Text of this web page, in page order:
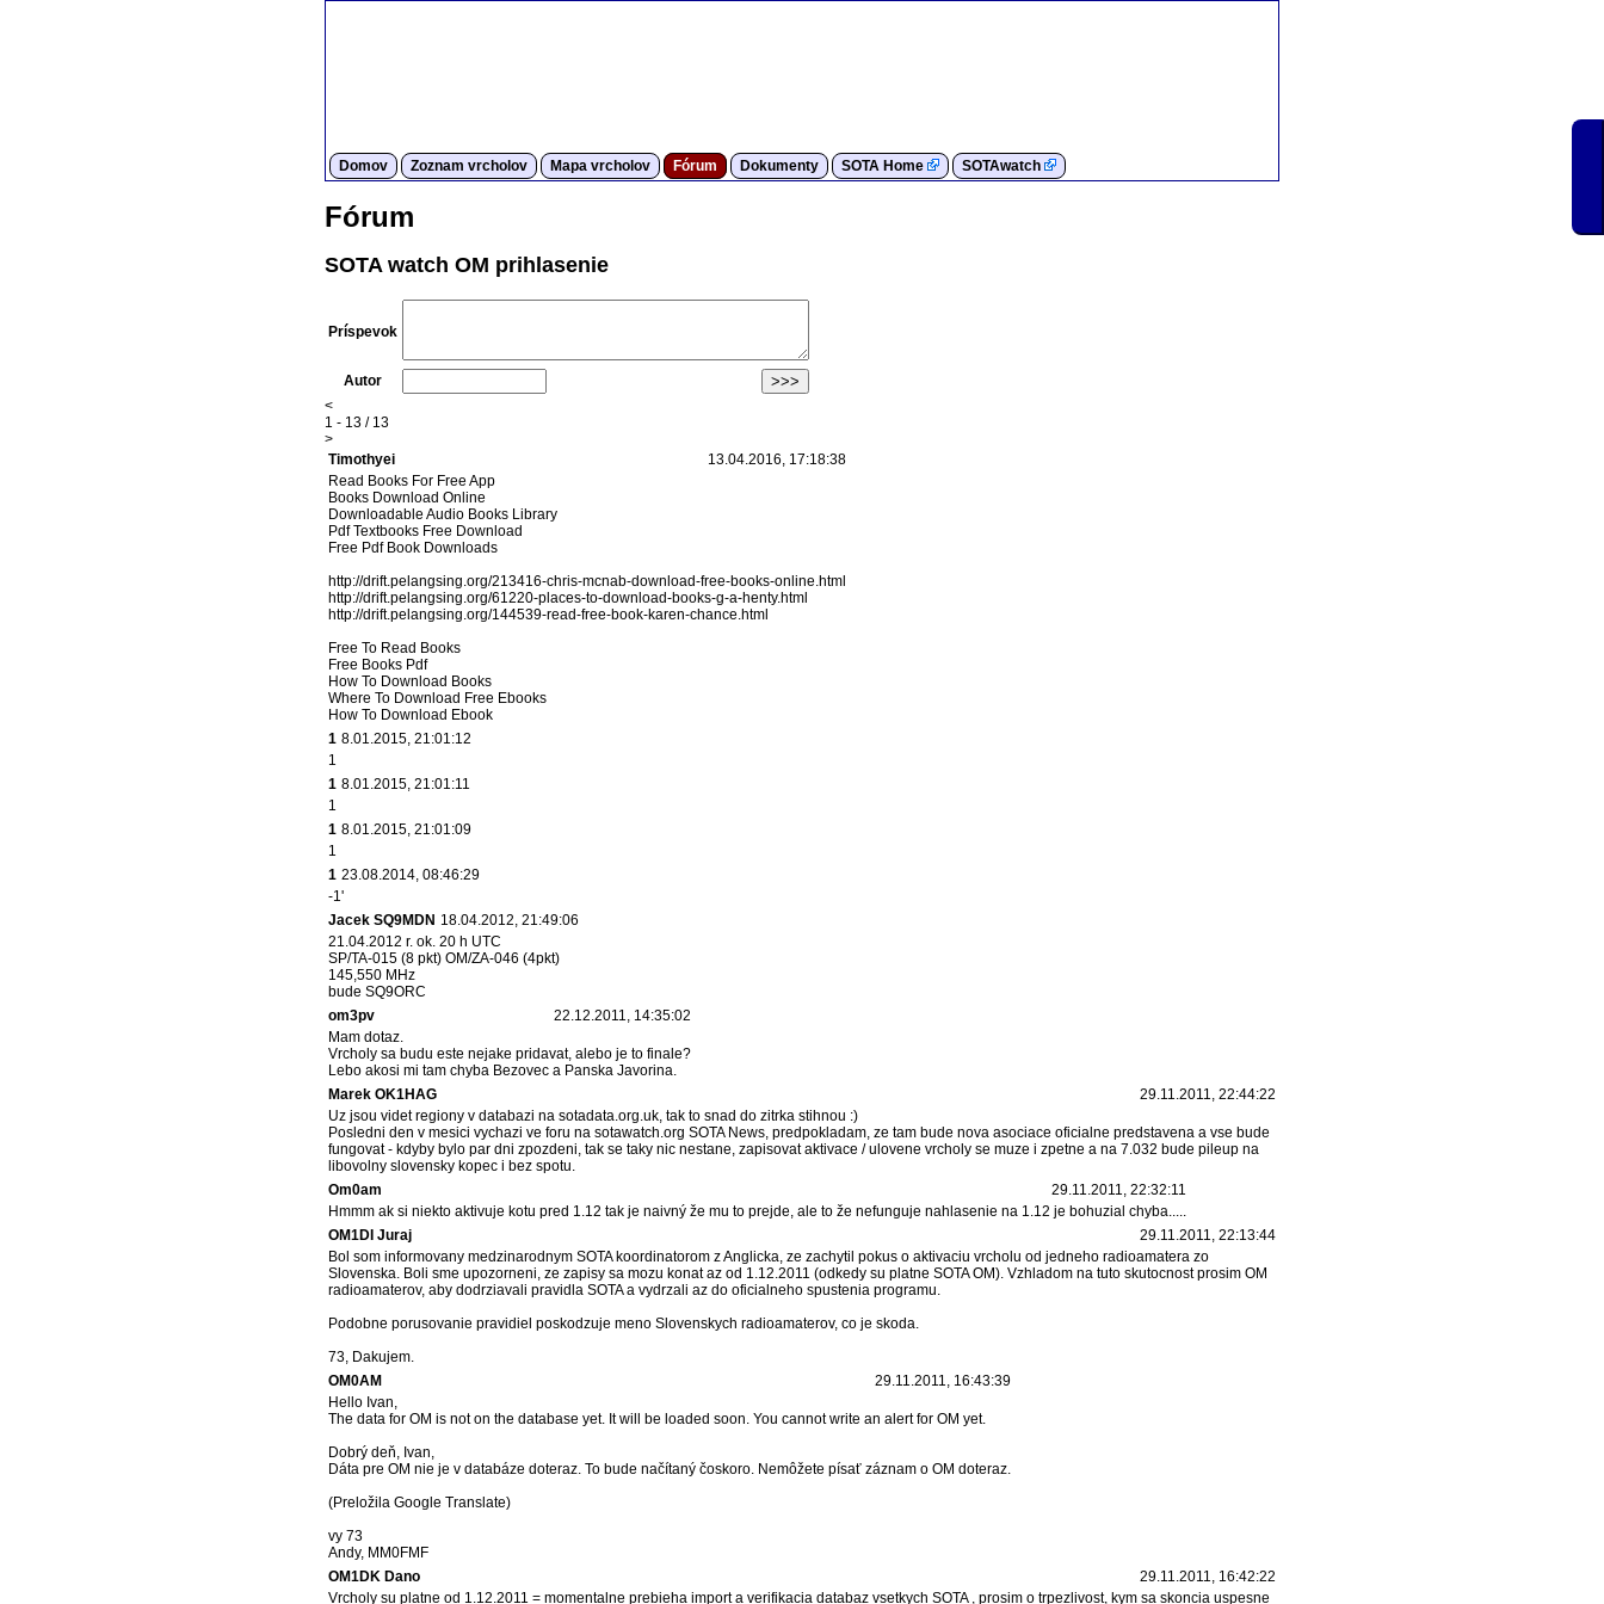
Domov Zoznam vrcholov Mapa vrcholov Fórum Dokumenty SOTA Home SOTAwatch
Fórum
SOTA watch OM prihlasenie
Príspevok
Autor
<
1 - 13 / 13
>
Timothyei
13.04.2016, 17:18:38
Read Books For Free App
Books Download Online
Downloadable Audio Books Library
Pdf Textbooks Free Download
Free Pdf Book Downloads
http://drift.pelangsing.org/213416-chris-mcnab-download-free-books-online.html
http://drift.pelangsing.org/61220-places-to-download-books-g-a-henty.html
http://drift.pelangsing.org/144539-read-free-book-karen-chance.html
Free To Read Books
Free Books Pdf
How To Download Books
Where To Download Free Ebooks
How To Download Ebook
1 8.01.2015, 21:01:12
1
1 8.01.2015, 21:01:11
1
1 8.01.2015, 21:01:09
1
1 23.08.2014, 08:46:29
-1'
Jacek SQ9MDN 18.04.2012, 21:49:06
21.04.2012 r. ok. 20 h UTC
SP/TA-015 (8 pkt) OM/ZA-046 (4pkt)
145,550 MHz
bude SQ9ORC
om3pv
22.12.2011, 14:35:02
Mam dotaz.
Vrcholy sa budu este nejake pridavat, alebo je to finale?
Lebo akosi mi tam chyba Bezovec a Panska Javorina.
Marek OK1HAG
29.11.2011, 22:44:22
Uz jsou videt regiony v databazi na sotadata.org.uk, tak to snad do zitrka stihnou :)
Posledni den v mesici vychazi ve foru na sotawatch.org SOTA News, predpokladam, ze tam bude nova asociace oficialne predstavena a vse bude
fungovat - kdyby bylo par dni zpozdeni, tak se taky nic nestane, zapisovat aktivace / ulovene vrcholy se muze i zpetne a na 7.032 bude pileup na
libovolny slovensky kopec i bez spotu.
Om0am
29.11.2011, 22:32:11
Hmmm ak si niekto aktivuje kotu pred 1.12 tak je naivný že mu to prejde, ale to že nefunguje nahlasenie na 1.12 je bohuzial chyba.....
OM1DI Juraj
29.11.2011, 22:13:44
Bol som informovany medzinarodnym SOTA koordinatorom z Anglicka, ze zachytil pokus o aktivaciu vrcholu od jedneho radioamatera zo
Slovenska. Boli sme upozorneni, ze zapisy sa mozu konat az od 1.12.2011 (odkedy su platne SOTA OM). Vzhladom na tuto skutocnost prosim OM
radioamaterov, aby dodrziavali pravidla SOTA a vydrzali az do oficialneho spustenia programu.
Podobne porusovanie pravidiel poskodzuje meno Slovenskych radioamaterov, co je skoda.
73, Dakujem.
OM0AM
29.11.2011, 16:43:39
Hello Ivan,
The data for OM is not on the database yet. It will be loaded soon. You cannot write an alert for OM yet.
Dobrý deň, Ivan,
Dáta pre OM nie je v databáze doteraz. To bude načítaný čoskoro. Nemôžete písať záznam o OM doteraz.
(Preložila Google Translate)
vy 73
Andy, MM0FMF
OM1DK Dano
29.11.2011, 16:42:22
Vrcholy su platne od 1.12.2011 = momentalne prebieha import a verifikacia databaz vsetkych SOTA , prosim o trpezlivost, kym sa skoncia uspesne